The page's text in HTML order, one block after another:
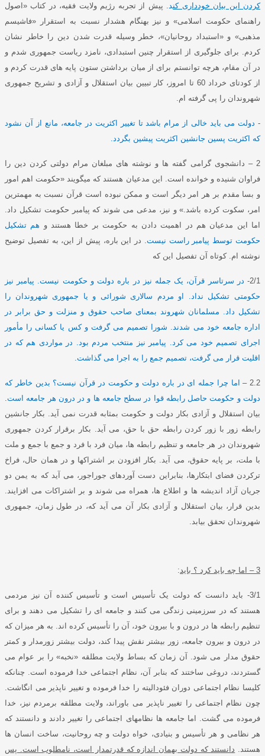
کردن این بیان خودداری کند پیش از تجربه رژیم ولایت فقیه، در کتاب « اصول
راهنمای حکومت اسلامی» و نیز بهنگام هشدار نسبت به استقرار «فاشیسم
مذهبی» و« استبداد روحانیان»، خطر وسیله قدرت شدن دین را خاطر نشان
کردم
برای جلوگیری از استقرار چنین استبدادی، نامزد ریاست جمهوری شدم و
در آن مقام، هرچه توانستم برای از میان برداشتن ستون پایه های قدرت کردم و
از کودتای خرداد 60 تا امروز، کار تبیین بیان استقلال و آزادی و تشریح جمهوری
شهروندان را پی گرفته ام
- دولت می باید خالی از مرام باشد تا تغییر اکثریت در جامعه، مانع از آن نشود
که اکثریت پسین جانشین اکثریت پیشین بگردد
2 –
دانشجوی گرامی گفته ها و نوشته های مبلغان مرام دولتی کردن دین را
فراوان شنیده و خوانده است
این مدعیان هستند که میگویند «حکومت اهم امور
و بسا مقدم بر هر امر دیگر است و ممکن نبوده است قرآن نسبت به مهمترین
امر، سکوت کرده باشد .»و نیز، مدعی می شوند که پیامبر حکومت تشکیل داد
اما این مدعیان هم در اهمیت دادن به حکومت بر خطا هستند و هم تشکیل
حکومت توسط پیامبر راست نیست
در این باره، پیش از این، به تفصیل توضیح
نوشته ام .کوتاه آن تفصیل این که
2/1- در سرتاسر قرآن، یک جمله نیز در باره دولت و حکومت نیست. پیامبر نیز
حکومتی تشکیل نداد
او مردم سالاری شورائی و یا جمهوری شهروندان را
تشکیل داد
مسلمانان شهروند بمعنای صاحب حقوق و منزلت و حق برابر در
اداره جامعه خود می شدند
شورا تصمیم می گرفت و کس یا کسانی را مأمور
اجرای تصمیم خود می کرد
پیامبر نیز منتخب مردم بود
در مواردی هم که در
اقلیت قرار می گرفت، تصمیم جمع را به اجرا می گذاشت
2.2 –
اما چرا جمله ای در باره دولت و حکومت در قرآن نیست؟ بدین خاطر که
دولت و حکومت حاصل رابطه قوا در سطح جامعه ها و در درون هر جامعه است
بیان استقلال و آزادی بکار دولت و حکومت بمثابه قدرت نمی آید
بکار جانشین
رابطه زور با زور کردن رابطه حق با حق، می آید
بکار برقرار کردن جمهوری
شهروندان در هر جامعه و تنظیم رابطه ها، میان فرد با فرد و جمع با جمع و ملت
با ملت، بر پایه حقوق، می آید
بکار افزودن بر اشتراکها و در همان حال، فراخ
ترکردن فضای ابتکارها، بنابراین دست آوردهای جوراجور، می آید که به یمن دو
جریان آزاد اندیشه ها و اطلاع ها، همراه می شوند و بر اشتراکات می افزایند
بدین قرار، بیان استقلال و آزادی بکار آن می آید که، در طول زمان، جمهوری
شهروندان تحقق بیابد
3 – اما چه باید کرد ؟ باید :
3/1-
باید دانست که دولت یک تأسیس است و تأسیس کننده آن نیز مردمی
هستند که در سرزمینی زندگی می کنند و جامعه ای را تشکیل می دهند و برای
تنظیم رابطه ها در درون و با بیرون خود، آن را تأسیس کرده اند
به هر میزان که
در درون و بیرون جامعه، زور بیشتر نقش پیدا کند، دولت بیشتر زورمدار و کمتر
حقوق مدار می شود
آن زمان که بساط ولایت مطلقه «نخبه» را بر عوام می
گستردند، دروغی ساختند که بنابر آن، نظام اجتماعی خدا فرموده است
چنانکه
کلیسا نظام اجتماعی دوران فئودالیته را خدا فرموده و تغییر ناپذیر می انگاشت
چون نظام اجتماعی را تغییر ناپذیر می باوراند، ولایت مطلقه برمردم نیز، خدا
فرموده می گشت
اما جامعه ها نظامهای اجتماعی را تغییر دادند و دانستند که
هر نظامی و هر تأسیس و بنیادی، خواه دولت و چه روحانیت، ساخت انسان ها
هستند
دانستند که دولت بهمان اندازه که قدرتمدار است، نامطلوب است پس